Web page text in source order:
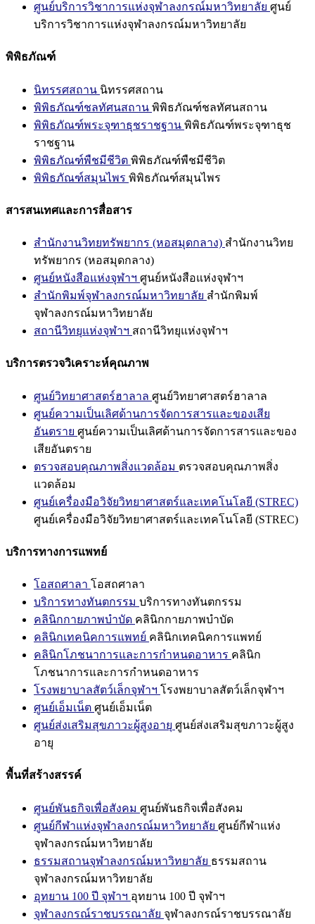
ศูนย์บริการวิชาการแห่งจุฬาลงกรณ์มหาวิทยาลัย ศูนย์
บริการวิชาการแห่งจุฬาลงกรณ์มหาวิทยาลัย
พิพิธภัณฑ์
นิทรรศสถาน นิทรรศสถาน
พิพิธภัณฑ์ชลทัศนสถาน พิพิธภัณฑ์ชลทัศนสถาน
พิพิธภัณฑ์พระจุฑาธุชราชฐาน พิพิธภัณฑ์พระจุฑาธุช
ราชฐาน
พิพิธภัณฑ์พืชมีชีวิต พิพิธภัณฑ์พืชมีชีวิต
พิพิธภัณฑ์สมุนไพร พิพิธภัณฑ์สมุนไพร
สารสนเทศและการสื่อสาร
สำนักงานวิทยทรัพยากร (หอสมุดกลาง) สำนักงานวิทย
ทรัพยากร (หอสมุดกลาง)
ศูนย์หนังสือแห่งจุฬาฯ ศูนย์หนังสือแห่งจุฬาฯ
สำนักพิมพ์จุฬาลงกรณ์มหาวิทยาลัย สำนักพิมพ์
จุฬาลงกรณ์มหาวิทยาลัย
สถานีวิทยุแห่งจุฬาฯ สถานีวิทยุแห่งจุฬาฯ
บริการตรวจวิเคราะห์คุณภาพ
ศูนย์วิทยาศาสตร์ฮาลาล ศูนย์วิทยาศาสตร์ฮาลาล
ศูนย์ความเป็นเลิศด้านการจัดการสารและของเสีย
อันตราย ศูนย์ความเป็นเลิศด้านการจัดการสารและของ
เสียอันตราย
ตรวจสอบคุณภาพสิ่งแวดล้อม ตรวจสอบคุณภาพสิ่ง
แวดล้อม
ศูนย์เครื่องมือวิจัยวิทยาศาสตร์และเทคโนโลยี (STREC)
ศูนย์เครื่องมือวิจัยวิทยาศาสตร์และเทคโนโลยี (STREC)
บริการทางการแพทย์
โอสถศาลา โอสถศาลา
บริการทางทันตกรรม บริการทางทันตกรรม
คลินิกกายภาพบำบัด คลินิกกายภาพบำบัด
คลินิกเทคนิคการแพทย์ คลินิกเทคนิคการแพทย์
คลินิกโภชนาการและการกำหนดอาหาร คลินิก
โภชนาการและการกำหนดอาหาร
โรงพยาบาลสัตว์เล็กจุฬาฯ โรงพยาบาลสัตว์เล็กจุฬาฯ
ศูนย์เอ็มเน็ต ศูนย์เอ็มเน็ต
ศูนย์ส่งเสริมสุขภาวะผู้สูงอายุ ศูนย์ส่งเสริมสุขภาวะผู้สูง
อายุ
พื้นที่สร้างสรรค์
ศูนย์พันธกิจเพื่อสังคม ศูนย์พันธกิจเพื่อสังคม
ศูนย์กีฬาแห่งจุฬาลงกรณ์มหาวิทยาลัย ศูนย์กีฬาแห่ง
จุฬาลงกรณ์มหาวิทยาลัย
ธรรมสถานจุฬาลงกรณ์มหาวิทยาลัย ธรรมสถาน
จุฬาลงกรณ์มหาวิทยาลัย
อุทยาน 100 ปี จุฬาฯ อุทยาน 100 ปี จุฬาฯ
จุฬาลงกรณ์ราชบรรณาลัย จุฬาลงกรณ์ราชบรรณาลัย